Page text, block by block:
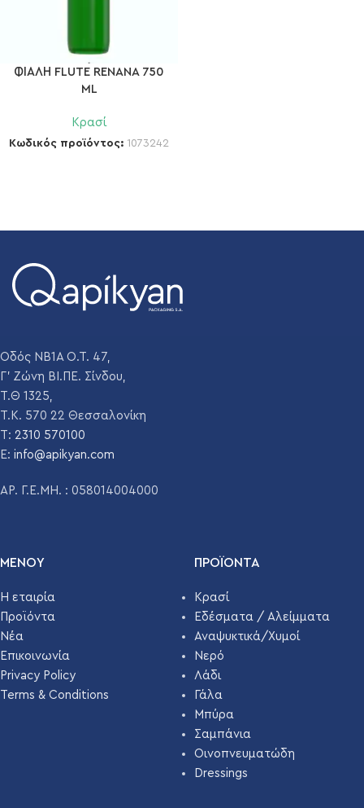
ΦΙΑΛΗ FLUTE RENANA 750
ML
Κρασί
Κωδικός προϊόντος: 1073242
Οδός ΝΒ1Α Ο.Τ. 47,
Γ' Ζώνη ΒΙ.ΠΕ. Σίνδου,
Τ.Θ 1325,
Τ.Κ. 570 22 Θεσσαλονίκη
T: 2310 570100
E: info@apikyan.com
ΑΡ. Γ.Ε.ΜΗ. : 058014004000
ΜΕΝΟΥ
Η εταιρία
Προϊόντα
Νέα
Επικοινωνία
Privacy Policy
Terms & Conditions
ΠΡΟΪΌΝΤΑ
Κρασί
Εδέσματα / Αλείμματα
Αναψυκτικά/Χυμοί
Νερό
Λάδι
Γάλα
Μπύρα
Σαμπάνια
Οινοπνευματώδη
Dressings